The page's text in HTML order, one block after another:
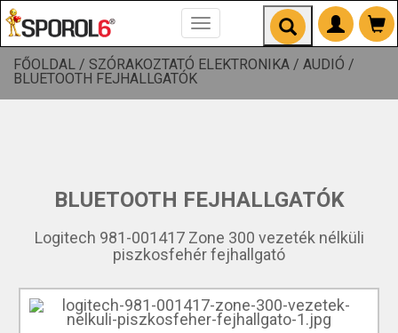
Toggle
navigation
FŐOLDAL / SZÓRAKOZTATÓ ELEKTRONIKA / AUDIÓ /
BLUETOOTH FEJHALLGATÓK
BLUETOOTH FEJHALLGATÓK
Logitech 981-001417 Zone 300 vezeték nélküli
piszkosfehér fejhallgató